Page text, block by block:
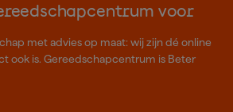
voor
met advies op maat: wij zijn dé online
ook is. Gereedschapcentrum is Beter